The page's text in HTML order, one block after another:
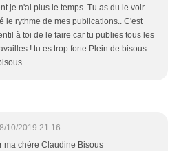
je n'ai plus le temps. Tu as du le voir
le rythme de mes publications.. C'est
à toi de le faire car tu publies tous les
! tu es trop forte Plein de bisous
10/2019 21:16
ma chère Claudine Bisous